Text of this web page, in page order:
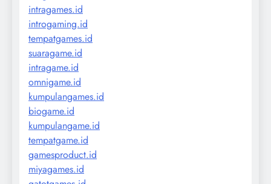
intragames.id
introgaming.id
tempatgames.id
suaragame.id
intragame.id
omnigame.id
kumpulangames.id
biogame.id
kumpulangame.id
tempatgame.id
gamesproduct.id
miyagames.id